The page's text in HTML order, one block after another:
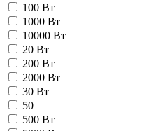
100 Вт
1000 Вт
10000 Вт
20 Вт
200 Вт
2000 Вт
30 Вт
50
500 Вт